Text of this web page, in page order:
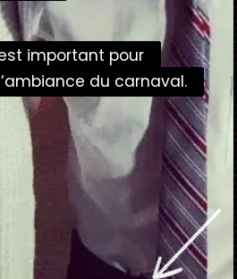
important pour
du carnaval.
important pour
du carnaval.